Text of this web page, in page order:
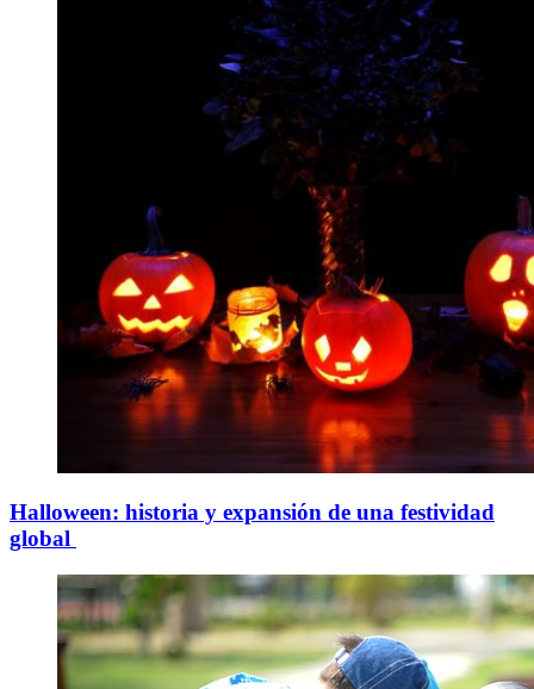
Halloween: historia y expansión de una festividad
global